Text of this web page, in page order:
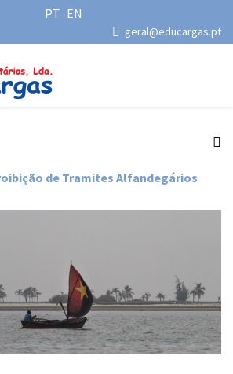
PT EN
geral@educargas.pt
de Tramites Alfandegários